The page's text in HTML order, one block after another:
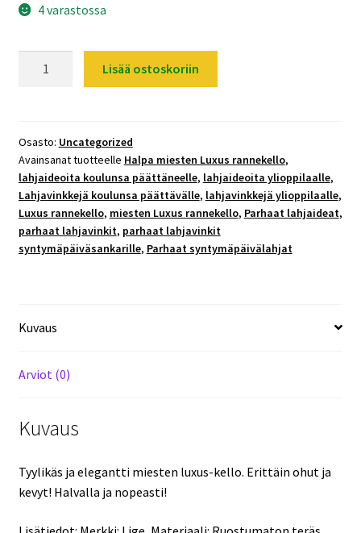
4 varastossa
Edullisesti!
määrä
Lisää ostoskoriin
Osasto: Uncategorized
Avainsanat tuotteelle Halpa miesten Luxus rannekello,
lahjaideoita koulunsa päättäneelle, lahjaideoita ylioppilaalle,
Lahjavinkkejä koulunsa päättävälle, lahjavinkkejä ylioppilaalle,
Luxus rannekello, miesten Luxus rannekello, Parhaat lahjaideat,
parhaat lahjavinkit, parhaat lahjavinkit
syntymäpäiväsankarille, Parhaat syntymäpäivälahjat
Kuvaus
Arviot (0)
Kuvaus
Tyylikäs ja elegantti miesten luxus-kello. Erittäin ohut ja
kevyt! Halvalla ja nopeasti!